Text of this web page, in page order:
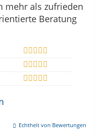
mehr als zufrieden
Beratung
Echtheit von Bewertungen